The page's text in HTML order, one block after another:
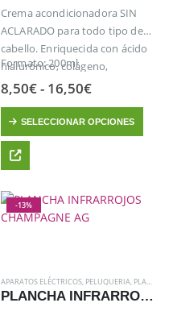
página
de
producto
Crema acondicionadora SIN
ACLARADO para todo tipo de
cabello. Enriquecida con ácido
hialurónico, colágeno,
queratina y aceite de argán.
Formato: 200ml
8,50€- 16,50€Rango
precios:
desde
8,50€
SELECCIONAR OPCIONES
Este
producto
tiene
múltiples
Las
opciones
elegir
en
,PLANCHAS
-13%
APARATOS ELÉCTRICOS, PELUQUERIA, PLANCHAS
PLANCHA INFRARROJOS CHAMPAGNE AG